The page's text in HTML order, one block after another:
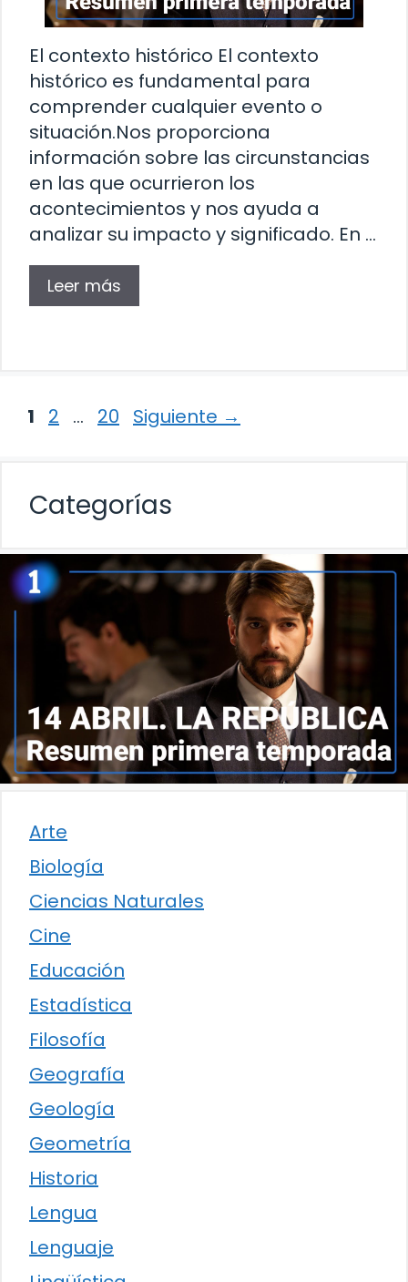
El contexto histórico El contexto
histórico es fundamental para
comprender cualquier evento o
situación.Nos proporciona
información sobre las circunstancias
en las que ocurrieron los
acontecimientos y nos ayuda a
analizar su impacto y significado. En …
Leer más
Página
1 Página
2 … Página
20 Siguiente →
Categorías
Arte
Biología
Ciencias Naturales
Cine
Educación
Estadística
Filosofía
Geografía
Geología
Geometría
Historia
Lengua
Lenguaje